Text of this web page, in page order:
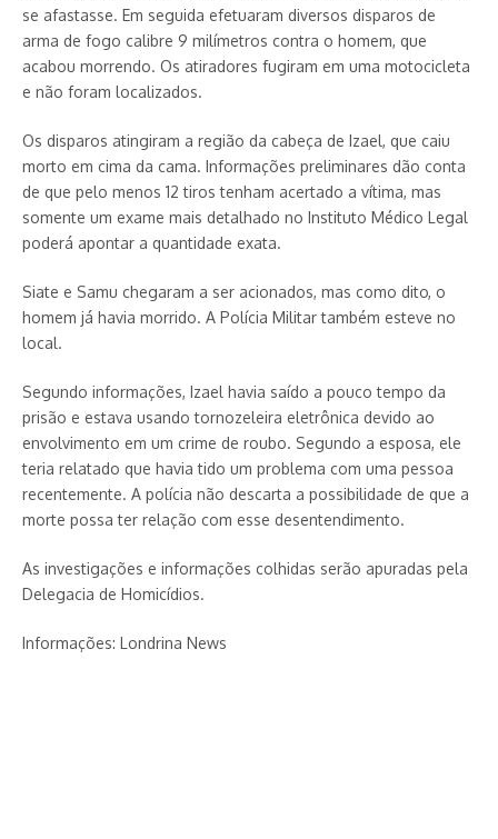
se afastasse. Em seguida efetuaram diversos disparos de
arma de fogo calibre 9 milímetros contra o homem, que
acabou morrendo. Os atiradores fugiram em uma motocicleta
e não foram localizados.
Os disparos atingiram a região da cabeça de Izael, que caiu
morto em cima da cama. Informações preliminares dão conta
de que pelo menos 12 tiros tenham acertado a vítima, mas
somente um exame mais detalhado no Instituto Médico Legal
poderá apontar a quantidade exata.
Siate e Samu chegaram a ser acionados, mas como dito, o
homem já havia morrido. A Polícia Militar também esteve no
local.
Segundo informações, Izael havia saído a pouco tempo da
prisão e estava usando tornozeleira eletrônica devido ao
envolvimento em um crime de roubo. Segundo a esposa, ele
teria relatado que havia tido um problema com uma pessoa
recentemente. A polícia não descarta a possibilidade de que a
morte possa ter relação com esse desentendimento.
As investigações e informações colhidas serão apuradas pela
Delegacia de Homicídios.
Informações: Londrina News